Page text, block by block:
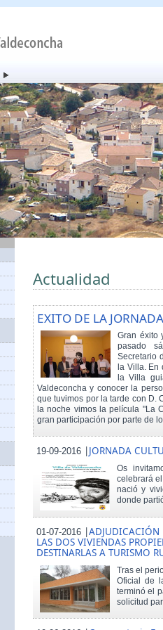
Actualidad
EXITO DE LA
Gran éxito
pasado
Secretario
la Villa.
la Villa
Valdeconcha y conocer la
que tuvimos por la tarde con D.
la noche vimos la película "La
gran participación por parte de
19-09-2016 |JORNADA
Os
celebrará
nació y
donde
01-07-2016 |ADJUDICACIÓN
LAS DOS VIVIENDAS
DESTINARLAS A TURISMO
Tras el
Oficial de
terminó el
solicitud